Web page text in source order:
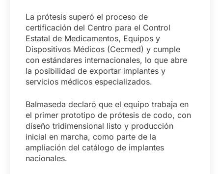
La prótesis superó el proceso de
certificación del Centro para el Control
Estatal de Medicamentos, Equipos y
Dispositivos Médicos (Cecmed) y cumple
con estándares internacionales, lo que abre
la posibilidad de exportar implantes y
servicios médicos especializados.
Balmaseda declaró que el equipo trabaja en
el primer prototipo de prótesis de codo, con
diseño tridimensional listo y producción
inicial en marcha, como parte de la
ampliación del catálogo de implantes
nacionales.